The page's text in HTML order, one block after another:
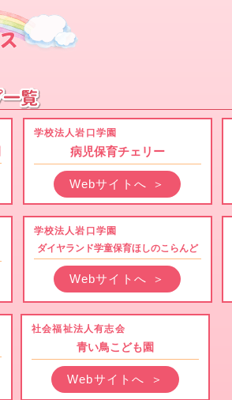
学校法人岩口学園
病児保育チェリー
Webサイトへ ＞
学校法人岩口学園
ダイヤランド学童保育ほしのこらんど
Webサイトへ ＞
社会福祉法人有志会
青い鳥こども園
Webサイトへ ＞